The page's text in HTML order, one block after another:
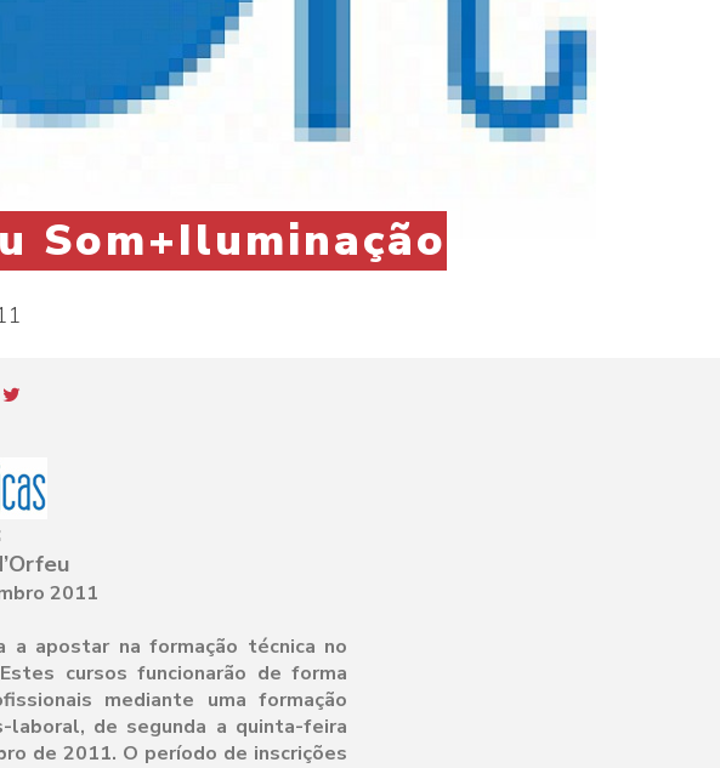
Som+Iluminação
2011
a apostar na formação técnica no
cursos funcionarão de forma
mediante uma formação
laboral, de segunda a quinta-feira
de 2011. O período de inscrições